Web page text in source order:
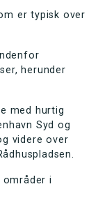
er typisk over
herunder
med hurtig
Syd og
videre over
i